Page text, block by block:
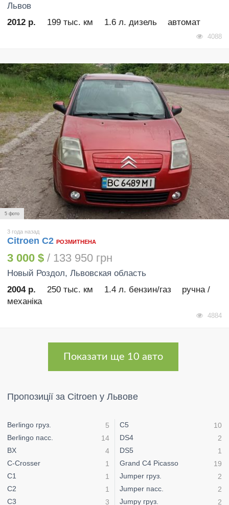
Львов
2012 р.
199 тыс. км 1.6 л. дизель автомат
4088
5 фото
3 года назад
Citroen C2 РОЗМИТНЕНА
3 000 $ / 133 950 грн
Новый Роздол, Львовская область
2004 р.
250 тыс. км 1.4 л. бензин/газ
ручна /
механіка
4884
Показати ще 10 авто
Пропозиції за Citroen у Львове
Berlingo груз.
5
Berlingo пасс.
14
BX
4
C-Crosser
1
C1
1
C2
1
C3
3
C5
10
DS4
2
DS5
1
Grand C4 Picasso
19
Jumper груз.
2
Jumper пасс.
2
Jumpy груз.
2